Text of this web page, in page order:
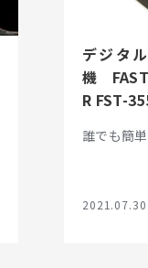
デジタ
機 FAST
R FST-
誰でも簡
2021.07.30